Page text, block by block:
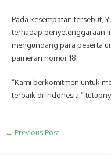
Pada kesempatan tersebut,
terhadap penyelenggaraan
mengundang para peserta
pameran nomor 18.
“Kami berkomitmen untuk
terbaik di Indonesia,”
← Previous Post